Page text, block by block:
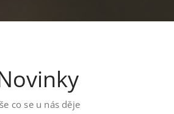
co se u nás děje